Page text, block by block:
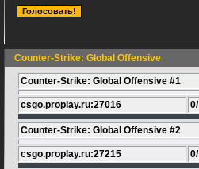
Counter-Strike: Global Offensive
Counter-Strike: Global Offensive #1
csgo.proplay.ru:27016 0/
Counter-Strike: Global Offensive #2
csgo.proplay.ru:27215 0/